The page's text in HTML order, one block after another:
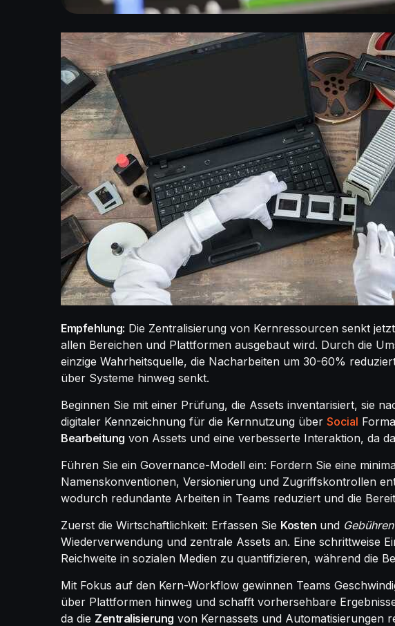
Empfehlung: Die Zentralisierung von Kernressourcen senkt
allen Bereichen und Plattformen ausgebaut wird. Durch die
einzige Wahrheitsquelle, die Nacharbeiten um 30-60%
über Systeme hinweg senkt.
Beginnen Sie mit einer Prüfung, die Assets inventarisiert, sie
digitaler Kennzeichnung für die Kernnutzung über Social
Bearbeitung von Assets und eine verbesserte Interaktion, da
Führen Sie ein Governance-Modell ein: Fordern Sie eine
Namenskonventionen, Versionierung und Zugriffskontrollen
wodurch redundante Arbeiten in Teams reduziert und die
Zuerst die Wirtschaftlichkeit: Erfassen Sie Kosten und Gebühren
Wiederverwendung und zentrale Assets an. Eine schrittweise
Reichweite in sozialen Medien zu quantifizieren, während die
Mit Fokus auf den Kern-Workflow gewinnen Teams
über Plattformen hinweg und schafft vorhersehbare
da die Zentralisierung von Kernassets und Automatisierungen